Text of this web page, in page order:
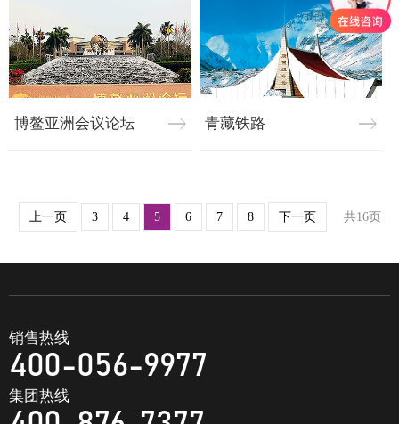
博鳌亚洲会议论坛 青藏铁路
上一页 3 4 5 6 7 8 下一页 共16页
销售热线
400-056-9977
集团热线